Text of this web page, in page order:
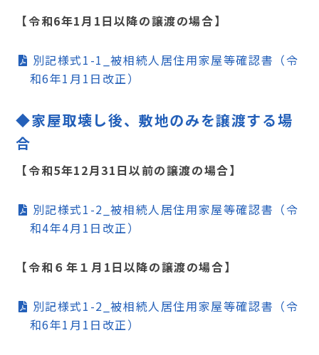
【令和6年1月1日以降の譲渡の場合】
別記様式1-1_被相続人居住用家屋等確認書（令
和6年1月1日改正）
◆家屋取壊し後、敷地のみを譲渡する場
合
【令和5年12月31日以前の譲渡の場合】
別記様式1-2_被相続人居住用家屋等確認書（令
和4年4月1日改正）
【令和６年１月1日以降の譲渡の場合】
別記様式1-2_被相続人居住用家屋等確認書（令
和6年1月1日改正）